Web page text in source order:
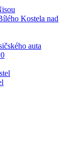
Kostela nad
auta